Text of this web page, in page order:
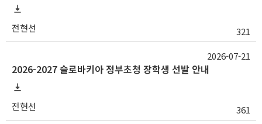
전현선 321
2026-2027 슬로바키아 정부초청 장학생 선발 안내
전현선 361
2026-07-21